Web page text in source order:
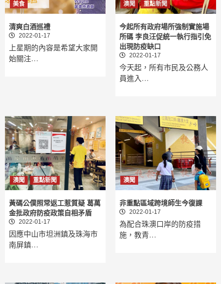
美食
清爽白酒巡禮
2022-01-17
上星期的內容是希望大家開
始關注…
澳聞 重點新聞
今起所有政府場所強制實施場
所碼 李良汪促統一執行指引免
出現防疫缺口
2022-01-17
今天起，所有市民及公務人
員進入…
澳聞 重點新聞
黃碼公僕照常返工惹質疑 葛萬
金批政府防疫政策自相矛盾
2022-01-17
因應中山市坦洲鎮及珠海市
南屏鎮…
澳聞
非重點區域跨境師生今復課
2022-01-17
為配合珠澳口岸的防疫措
施，教青…